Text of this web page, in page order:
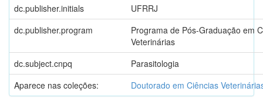
dc.publisher.initials
UFRRJ
dc.publisher.program
Programa de Pós-Graduação em
Veterinárias
dc.subject.cnpq
Parasitologia
Aparece nas coleções:
Doutorado em Ciências